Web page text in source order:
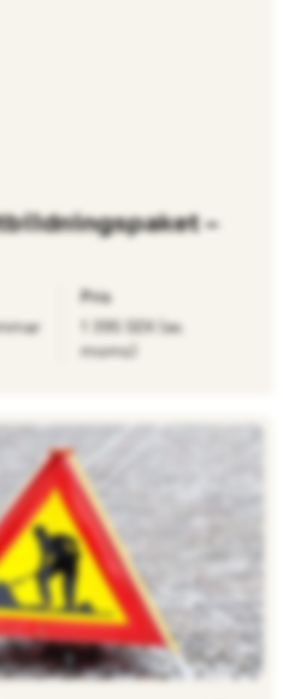
–
Pris
1 395 SEK (ex.
moms)